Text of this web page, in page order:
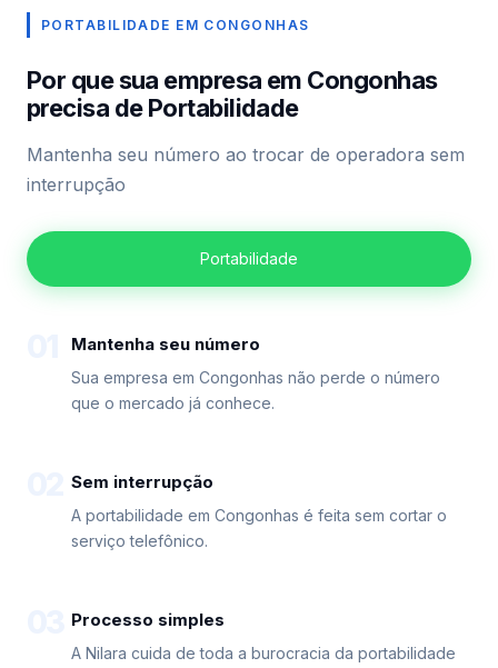
PORTABILIDADE EM CONGONHAS
Por que sua empresa em Congonhas
precisa de Portabilidade
Mantenha seu número ao trocar de operadora sem
interrupção
Portabilidade
Mantenha seu número
Sua empresa em Congonhas não perde o número
que o mercado já conhece.
Sem interrupção
A portabilidade em Congonhas é feita sem cortar o
serviço telefônico.
Processo simples
A Nilara cuida de toda a burocracia da portabilidade